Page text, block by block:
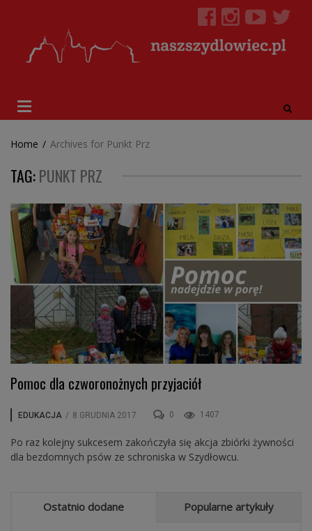
Home / Archives for Punkt Prz
TAG:PUNKT PRZ
Pomoc dla czworonożnych przyjaciół
EDUKACJA / 8 GRUDNIA 2017 0 1407
Po raz kolejny sukcesem zakończyła się akcja zbiórki żywności
dla bezdomnych psów ze schroniska w Szydłowcu.
Ostatnio dodane Popularne artykuły